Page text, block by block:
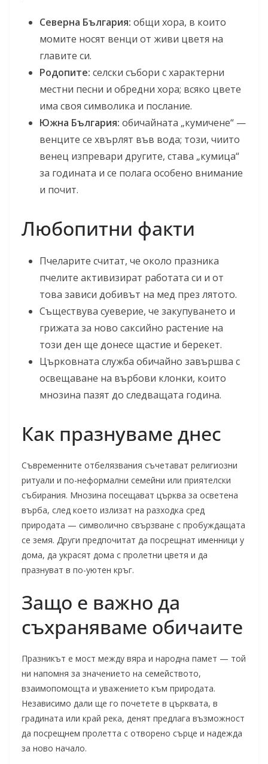
Северна България: общи хора, в които
момите носят венци от живи цветя на
главите си.
Родопите: селски събори с характерни
местни песни и обредни хора; всяко цвете
има своя символика и послание.
Южна България: обичайната „кумичене“ —
венците се хвърлят във вода; този, чиито
венец изпревари другите, става „кумица“
за годината и се полага особено внимание
и почит.
Любопитни факти
Пчеларите считат, че около празника
пчелите активизират работата си и от
това зависи добивът на мед през лятото.
Съществува суеверие, че закупуването и
грижата за ново саксийно растение на
този ден ще донесе щастие и берекет.
Църковната служба обичайно завършва с
освещаване на върбови клонки, които
мнозина пазят до следващата година.
Как празнуваме днес
Съвременните отбелязвания съчетават религиозни
ритуали и по-неформални семейни или приятелски
събирания. Мнозина посещават църква за осветена
върба, след което излизат на разходка сред
природата — символично свързване с пробуждащата
се земя. Други предпочитат да посрещнат именници у
дома, да украсят дома с пролетни цветя и да
празнуват в по-уютен кръг.
Защо е важно да
съхраняваме обичаите
Празникът е мост между вяра и народна памет — той
ни напомня за значението на семейството,
взаимопомощта и уважението към природата.
Независимо дали ще го почетете в църквата, в
градината или край река, денят предлага възможност
да посрещнем пролетта с отворено сърце и надежда
за ново начало.